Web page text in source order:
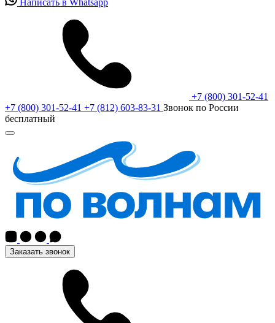
Написать в Whatsapp
+7 (800) 301-52-41
+7 (800) 301-52-41 +7 (812) 603-83-31 Звонок по России
бесплатный
Заказать звонок